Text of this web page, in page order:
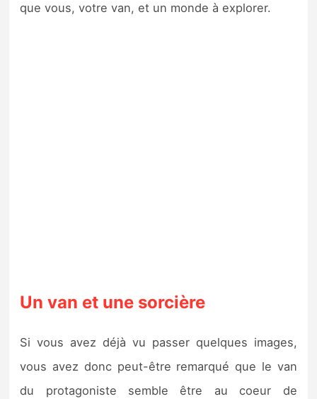
que vous, votre van, et un monde à explorer.
Un van et une sorcière
Si vous avez déjà vu passer quelques images,
vous avez donc peut-être remarqué que le van
du protagoniste semble être au coeur de